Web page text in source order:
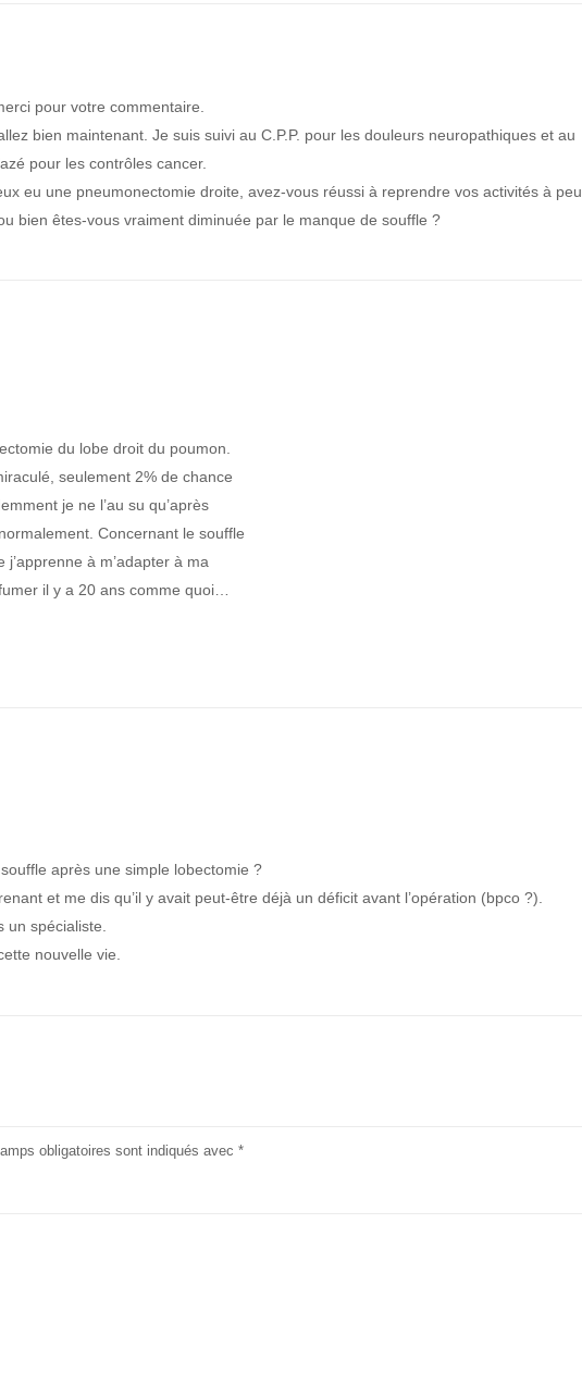
pour votre commentaire.
bien maintenant. Je suis suivi au C.P.P. pour les douleurs neuropathiques et au
pour les contrôles cancer.
eu une pneumonectomie droite, avez-vous réussi à reprendre vos activités à peu
bien êtes-vous vraiment diminuée par le manque de souffle ?
du lobe droit du poumon.
seulement 2% de chance
je ne l’au su qu’après
Concernant le souffle
j’apprenne à m’adapter à ma
il y a 20 ans comme quoi…
après une simple lobectomie ?
et me dis qu’il y avait peut-être déjà un déficit avant l’opération (bpco ?).
un spécialiste.
nouvelle vie.
obligatoires sont indiqués avec *